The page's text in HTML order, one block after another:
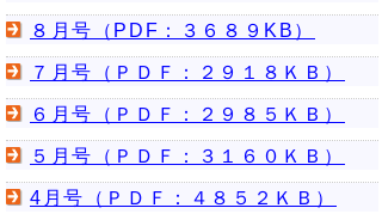
８月号（PDF：３６８９KB）
７月号（ＰＤＦ：２９１８ＫＢ）
６月号（ＰＤＦ：２９８５ＫＢ）
５月号（ＰＤＦ：３１６０ＫＢ）
4月号（ＰＤＦ：４８５２ＫＢ）